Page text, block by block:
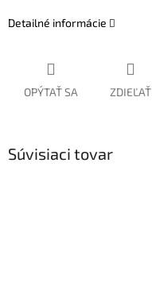
Detailné informácie
OPÝTAŤ SA ZDIEĽAŤ
Súvisiaci tovar